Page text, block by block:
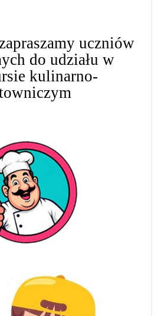
uczniów
do udziału w
kulinarno-